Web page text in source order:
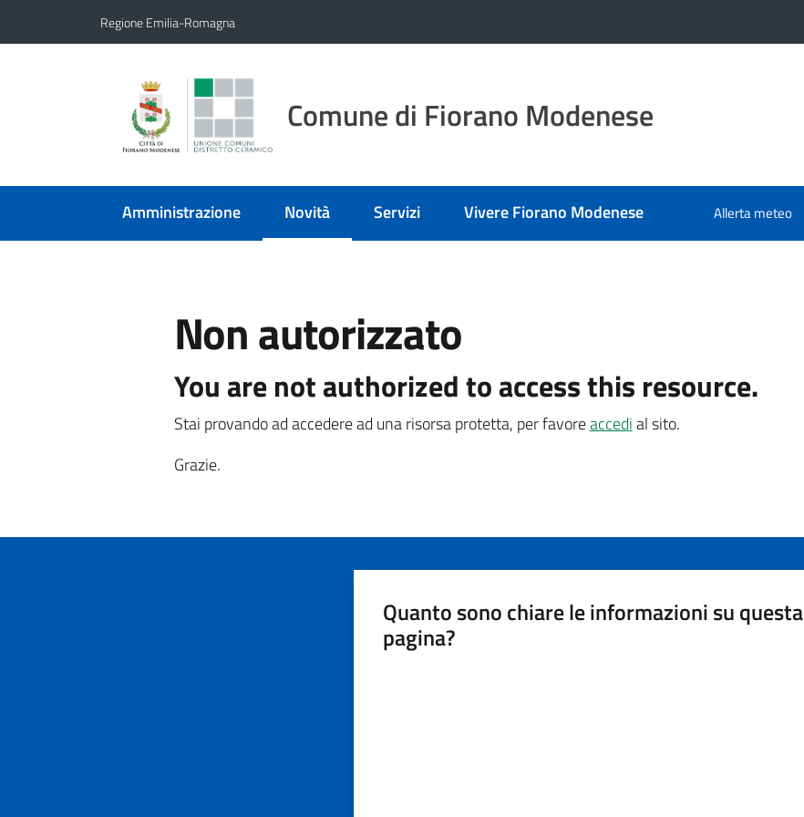
Regione Emilia-Romagna
Comune di Fiorano Modenese
Amministrazione Novità
Menu selezionato
Servizi Vivere Fiorano Modenese Allerta meteo
Non autorizzato
You are not authorized to access this resource.
Stai provando ad accedere ad una risorsa protetta, per favoreaccedial sito.
Grazie.
Quanto sono chiare le informazioni su questa
pagina?